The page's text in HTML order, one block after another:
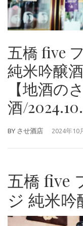
五橋 five
純米吟醸
【地酒の
酒/
BY させ酒店 2024年10
五橋 five
ジ 純米吟